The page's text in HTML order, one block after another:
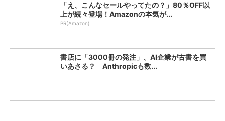
「え、こんなセールやってたの？」80％OFF以
上が続々登場！Amazonの本気が...
PR(Amazon)
書店に「3000冊の発注」、AI企業が古書を買
いあさる？ Anthropicも数...